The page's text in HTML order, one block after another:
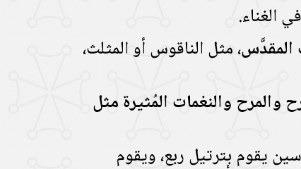
الغناء.
المقدَّس، مثل الناقوس أو المثلث،
والنغمات المُثيرة مثل
يقوم بترتيل ربع، ويقوم